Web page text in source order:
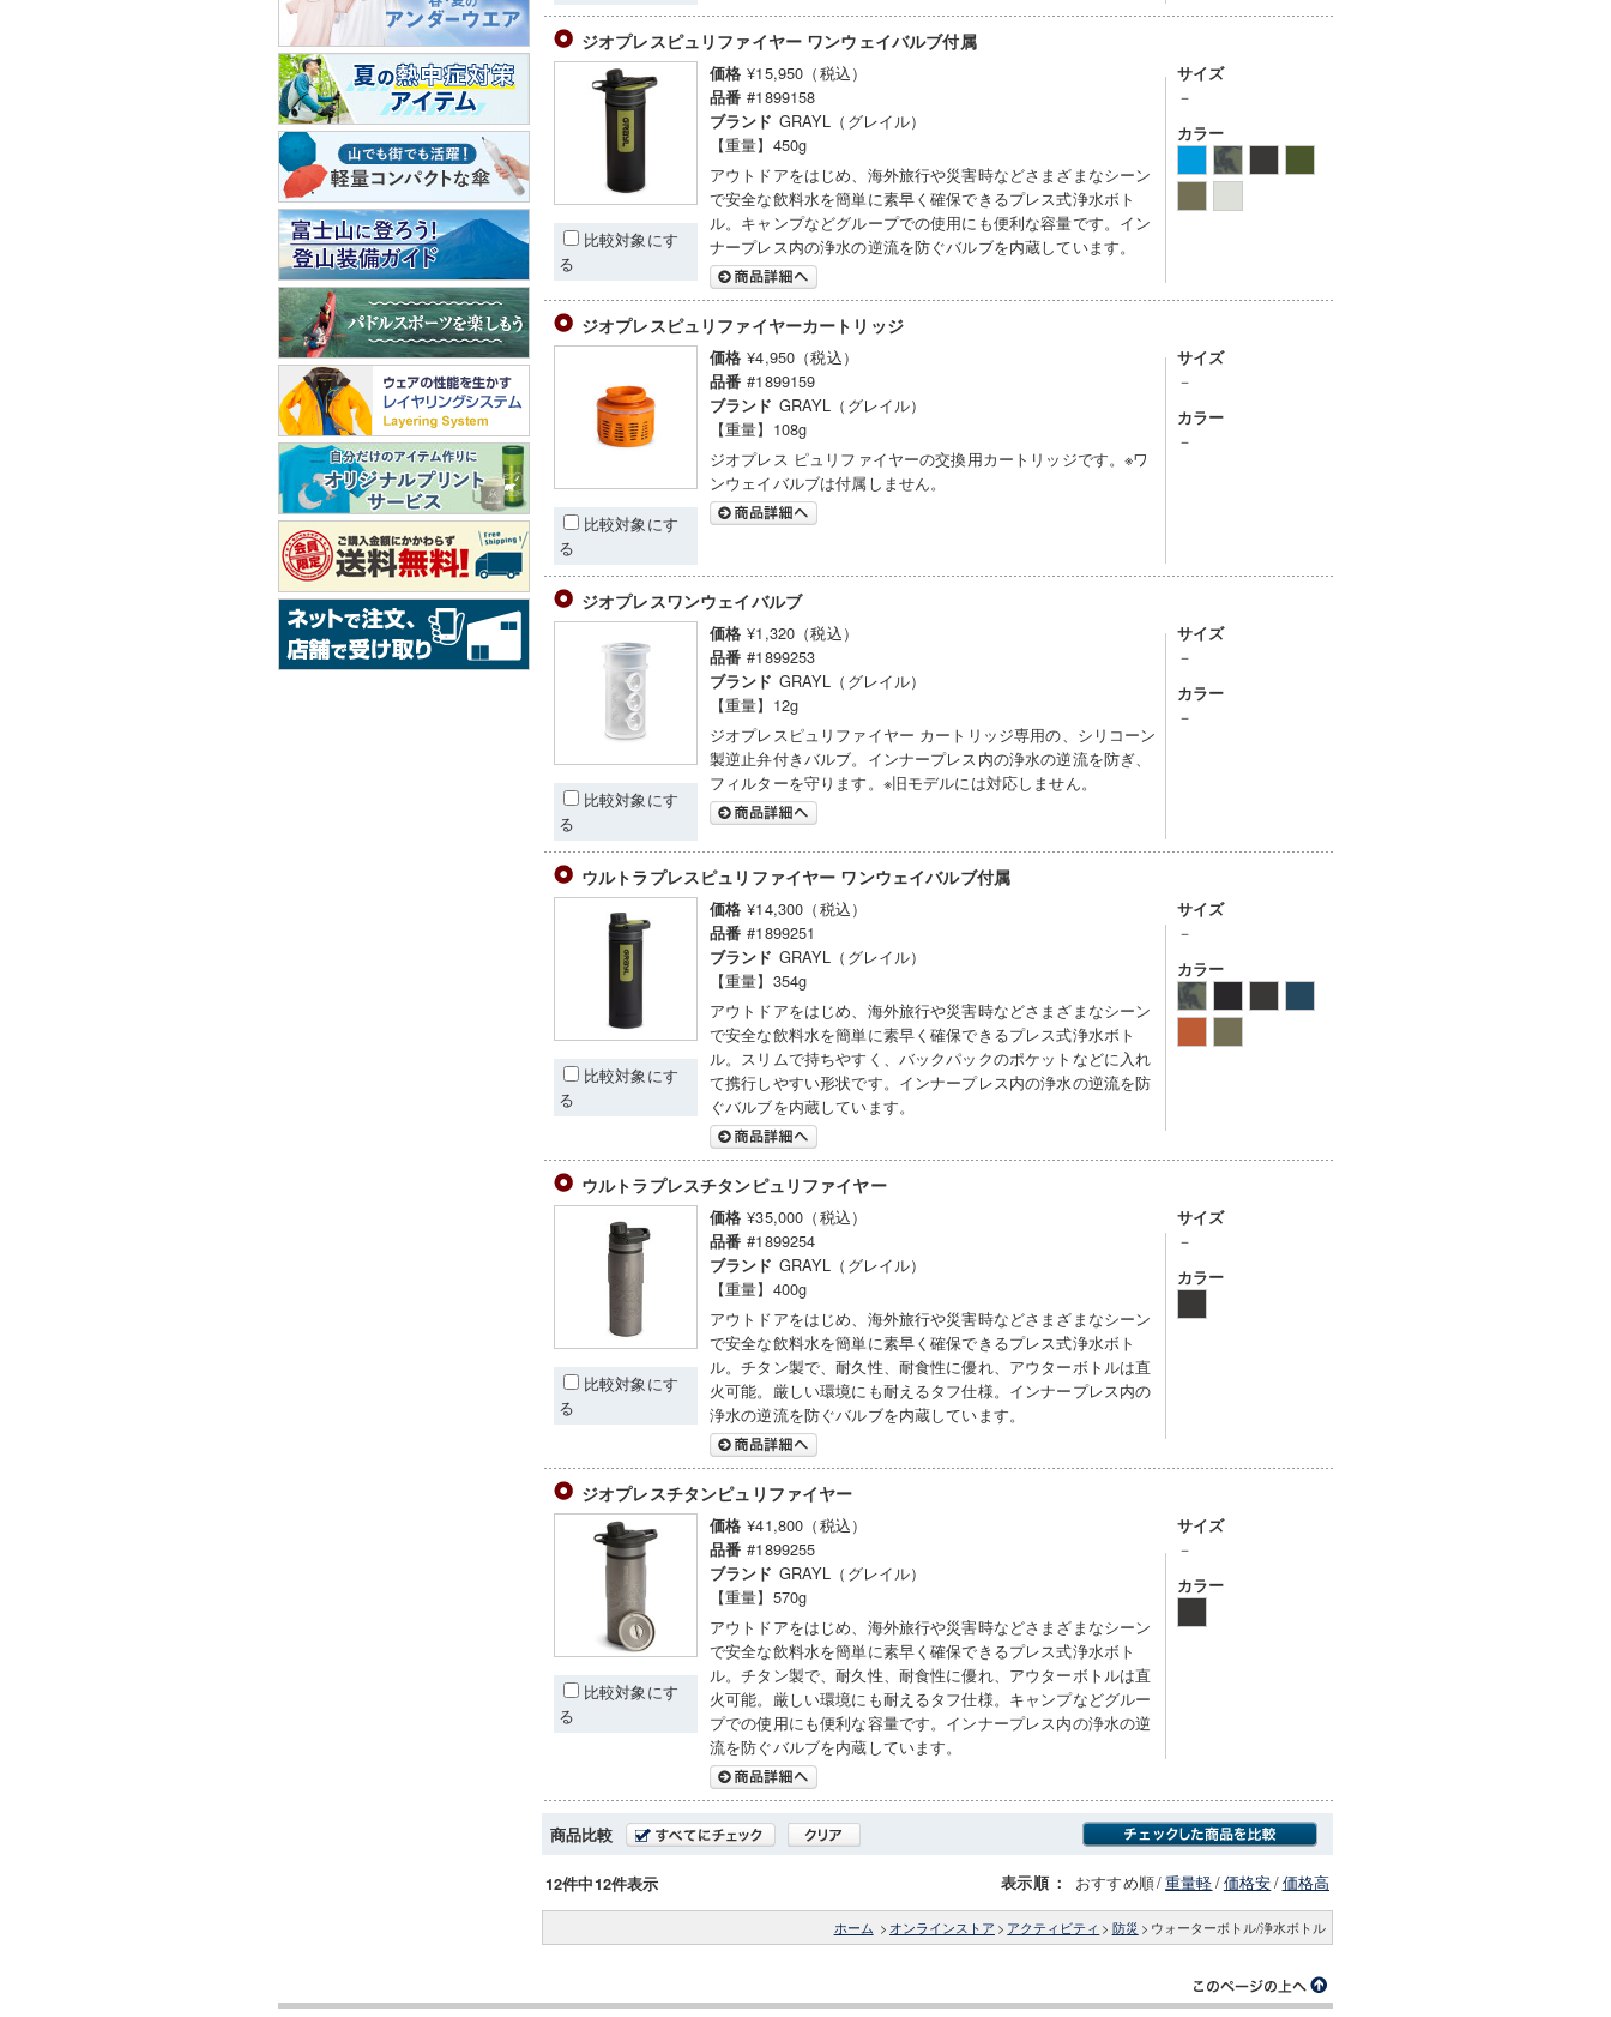
ジオプレスピュリファイヤー ワンウェイバルブ付属
比較対象にす
る
価格 ¥15,950（税込）
品番 #1899158
ブランド GRAYL（グレイル）
【重量】450g
アウトドアをはじめ、海外旅行や災害時などさまざまなシーン
で安全な飲料水を簡単に素早く確保できるプレス式浄水ボト
ル。キャンプなどグループでの使用にも便利な容量です。イン
ナープレス内の浄水の逆流を防ぐバルブを内蔵しています。
サイズ
－
カラー
ジオプレスピュリファイヤーカートリッジ
比較対象にす
る
価格 ¥4,950（税込）
品番 #1899159
ブランド GRAYL（グレイル）
【重量】108g
ジオプレス ピュリファイヤーの交換用カートリッジです。※ワ
ンウェイバルブは付属しません。
サイズ
－
カラー
－
ジオプレスワンウェイバルブ
比較対象にす
る
価格 ¥1,320（税込）
品番 #1899253
ブランド GRAYL（グレイル）
【重量】12g
ジオプレスピュリファイヤー カートリッジ専用の、シリコーン
製逆止弁付きバルブ。インナープレス内の浄水の逆流を防ぎ、
フィルターを守ります。※旧モデルには対応しません。
サイズ
－
カラー
－
ウルトラプレスピュリファイヤー ワンウェイバルブ付属
比較対象にす
る
価格 ¥14,300（税込）
品番 #1899251
ブランド GRAYL（グレイル）
【重量】354g
アウトドアをはじめ、海外旅行や災害時などさまざまなシーン
で安全な飲料水を簡単に素早く確保できるプレス式浄水ボト
ル。スリムで持ちやすく、バックパックのポケットなどに入れ
て携行しやすい形状です。インナープレス内の浄水の逆流を防
ぐバルブを内蔵しています。
サイズ
－
カラー
ウルトラプレスチタンピュリファイヤー
比較対象にす
る
価格 ¥35,000（税込）
品番 #1899254
ブランド GRAYL（グレイル）
【重量】400g
アウトドアをはじめ、海外旅行や災害時などさまざまなシーン
で安全な飲料水を簡単に素早く確保できるプレス式浄水ボト
ル。チタン製で、耐久性、耐食性に優れ、アウターボトルは直
火可能。厳しい環境にも耐えるタフ仕様。インナープレス内の
浄水の逆流を防ぐバルブを内蔵しています。
サイズ
－
カラー
ジオプレスチタンピュリファイヤー
比較対象にす
る
価格 ¥41,800（税込）
品番 #1899255
ブランド GRAYL（グレイル）
【重量】570g
アウトドアをはじめ、海外旅行や災害時などさまざまなシーン
で安全な飲料水を簡単に素早く確保できるプレス式浄水ボト
ル。チタン製で、耐久性、耐食性に優れ、アウターボトルは直
火可能。厳しい環境にも耐えるタフ仕様。キャンプなどグルー
プでの使用にも便利な容量です。インナープレス内の浄水の逆
流を防ぐバルブを内蔵しています。
サイズ
－
カラー
商品比較
12件中12件表示 表示順 ： おすすめ順/重量軽/価格安/価格高
ホーム > オンラインストア > アクティビティ > 防災 > ウォーターボトル/浄水ボトル